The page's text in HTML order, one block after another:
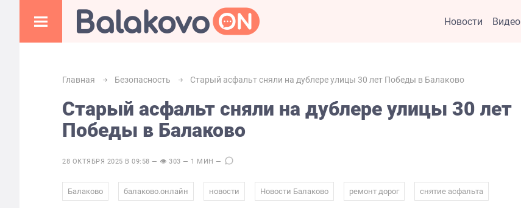
Новости Видео
Главная Безопасность Старый асфальт сняли на дублере улицы 30 лет Победы в Балаково
Старый асфальт сняли на дублере улицы 30 лет
Победы в Балаково
28 ОКТЯБРЯ 2025 В 09:58 — 👁 303 — 1 МИН —
Балаково балаково.онлайн новости Новости Балаково ремонт дорог снятие асфальта